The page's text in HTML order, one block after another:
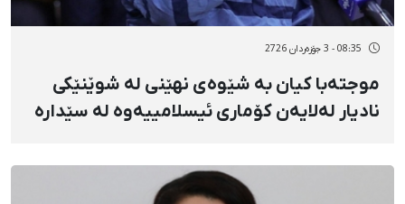
08:35 - 3 جۆزەردان 2726
موجتەبا کیان بە شێوەی نهێنی لە شوێنێکی
نادیار لەلایەن کۆماری ئیسلامییەوە لە سێدارە